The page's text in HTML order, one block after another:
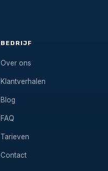
BEDRIJF
Over ons
Klantverhalen
Blog
FAQ
Tarieven
Contact